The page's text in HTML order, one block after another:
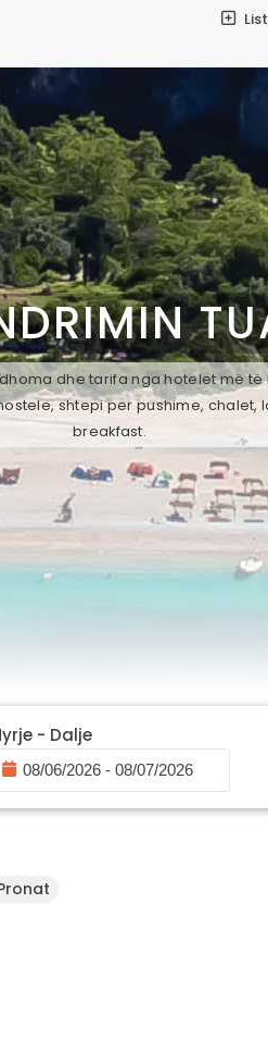
dhe tarifa nga hotelet më
shtepi per pushime,
breakfast.
- Dalje